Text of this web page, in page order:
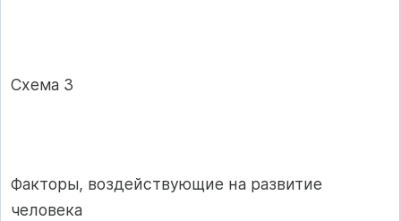
Схема 3
Факторы, воздействующие на развитие
человека